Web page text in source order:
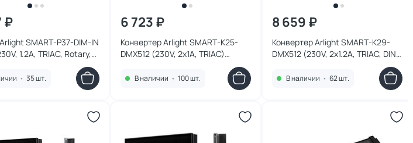
₽
SMART-P37-DIM-IN
1.2A, TRIAC, Rotary,
• 35 шт.
6 723 ₽
Конвертер Arlight SMART-K25-
DMX512 (230V, 2x1A, TRIAC)
В наличии • 100 шт.
8 659 ₽
Конвертер Arlight SMART-K29-
DMX512 (230V, 2x1.2A, TRIAC, DIN)
В наличии • 62 шт.